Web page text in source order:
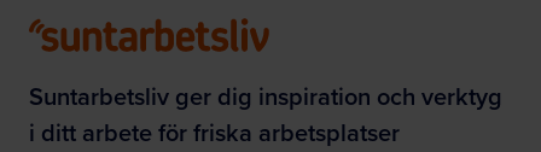
Suntarbetsliv ger dig inspiration och verktyg
i ditt arbete för friska arbetsplatser